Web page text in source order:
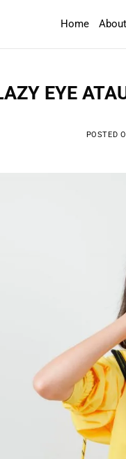
Home
EYE
POSTED